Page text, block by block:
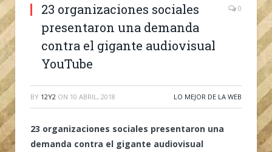
23 organizaciones sociales
presentaron una demanda
contra el gigante audiovisual
YouTube
0
BY 12Y2 ON 10 ABRIL, 2018 LO MEJOR DE LA WEB
23 organizaciones sociales presentaron una
demanda contra el gigante audiovisual